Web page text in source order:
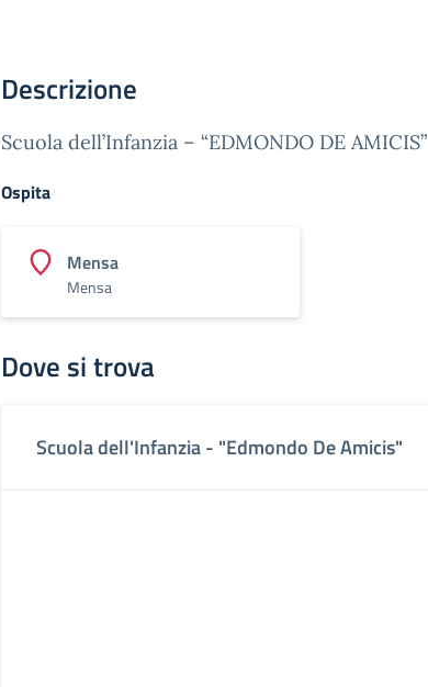
Descrizione
Scuola dell’Infanzia – “EDMONDO DE AMICIS”
Ospita
Mensa
Mensa
Dove si trova
Scuola dell'Infanzia - "Edmondo De Amicis"